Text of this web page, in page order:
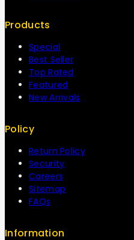
Products
Special
Best Seller
Top Rated
Featured
New Arrivals
Policy
Return Policy
Security
Careers
Sitemap
FAQs
Information